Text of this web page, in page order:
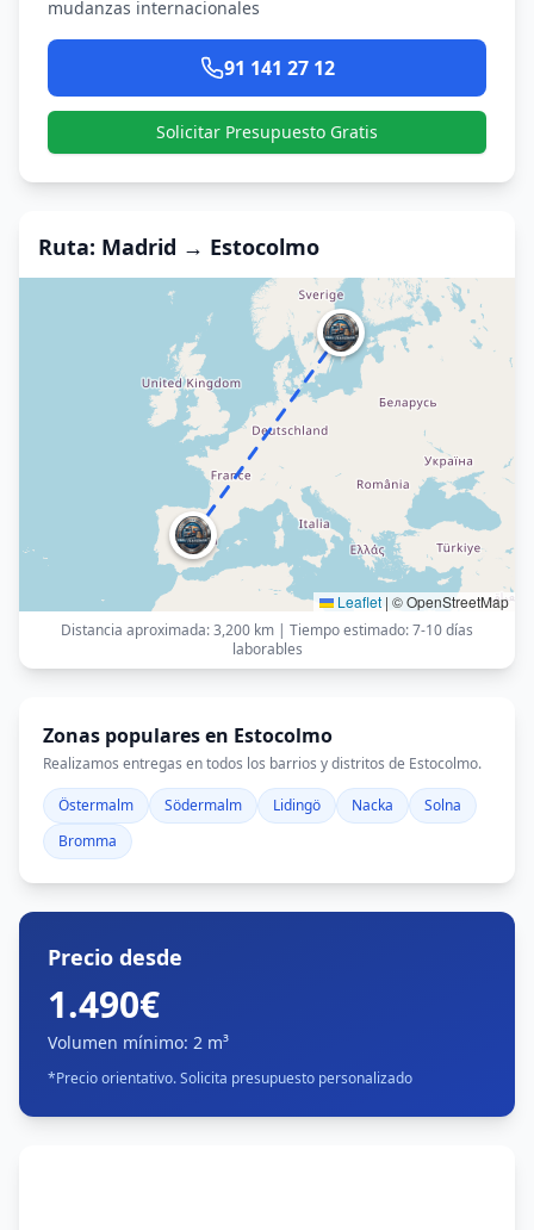
mudanzas internacionales
91 141 27 12
Solicitar Presupuesto Gratis
Ruta: Madrid → Estocolmo
Leaflet | © OpenStreetMap
Distancia aproximada:3,200 km | Tiempo estimado:7-10 días
laborables
Zonas populares en Estocolmo
Realizamos entregas en todos los barrios y distritos de Estocolmo.
Östermalm Södermalm Lidingö Nacka
Solna
Bromma
Precio desde
1.490€
Volumen mínimo: 2 m³
*Precio orientativo. Solicita presupuesto personalizado